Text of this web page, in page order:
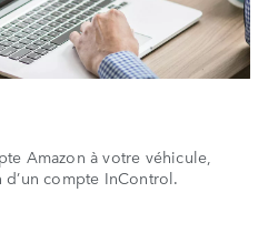
Amazon à votre véhicule,
d’un compte InControl.